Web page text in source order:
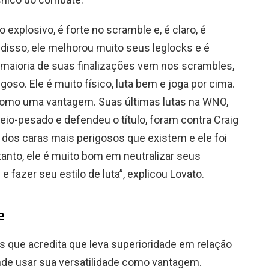
explosivo, é forte no scramble e, é claro, é
ele melhorou muito seus leglocks e é
de suas finalizações vem nos scrambles,
Ele é muito físico, luta bem e joga por cima.
uma vantagem. Suas últimas lutas na WNO,
pesado e defendeu o título, foram contra Craig
caras mais perigosos que existem e ele foi
ele é muito bom em neutralizar seus
fazer seu estilo de luta”, explicou Lovato.
que acredita que leva superioridade em relação
usar sua versatilidade como vantagem.